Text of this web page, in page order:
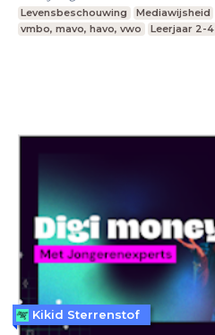
Levensbeschouwing Mediawijsheid
vmbo, mavo, havo, vwo
Leerjaar 2-4
Kikid Sterrenstof